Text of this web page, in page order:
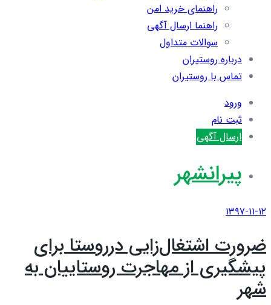
راهنمای خرید امن
راهنما ارسال آگهی
سوالات متداول
درباره روستیران
تماس با روستیران
ورود
ثبت نام
ارسال آگهی
پیرانشهر
۱۳۹۷-۱۱-۱۲
ضرورت اشتغال‌زایی درروستا برای
پیشگیری از مهاجرت روستاییان به
شهر